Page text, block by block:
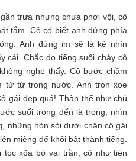
trưa nhưng chưa phơi vội, cô
tắm. Cô có biết anh đứng phía
Anh đứng im sẽ là kẻ nhìn
cái. Chắc do tiếng suối chảy cô
nghe thấy. Cô bước chầm
từ từ trong nước. Anh tròn xoe
gái đẹp quá! Thân thể như chú
suối trong đến là trong, nhìn
những hòn sỏi dưới chân cô gái
miệng để khỏi bật thành tiếng.
tóc xõa bờ vai trần, cô như tiên